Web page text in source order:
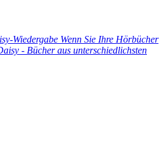
Wiedergabe Wenn Sie Ihre Hörbücher
- Bücher aus unterschiedlichsten